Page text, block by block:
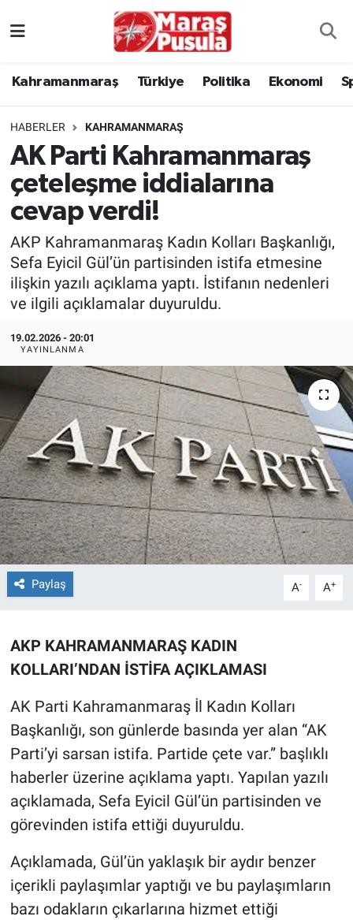
Kahramanmaraş Türkiye Politika Ekonomi
HABERLER KAHRAMANMARAŞ
AK Parti Kahramanmaraş
çeteleşme iddialarına
cevap verdi!
AKP Kahramanmaraş Kadın Kolları Başkanlığı,
Sefa Eyicil Gül’ün partisinden istifa etmesine
ilişkin yazılı açıklama yaptı. İstifanın nedenleri
ve ilgili açıklamalar duyuruldu.
19.02.2026 - 20:01
YAYINLANMA
Paylaş A- A+
AKP KAHRAMANMARAŞ KADIN
KOLLARI’NDAN İSTİFA AÇIKLAMASI
AK Parti Kahramanmaraş İl Kadın Kolları
Başkanlığı, son günlerde basında yer alan “AK
Parti’yi sarsan istifa. Partide çete var.” başlıklı
haberler üzerine açıklama yaptı. Yapılan yazılı
açıklamada, Sefa Eyicil Gül’ün partisinden ve
görevinden istifa ettiği duyuruldu.
Açıklamada, Gül’ün yaklaşık bir aydır benzer
içerikli paylaşımlar yaptığı ve bu paylaşımların
bazı odakların çıkarlarına hizmet ettiği
Politika
Ekonomi
Spor
Kültür Sanat
Sağlık
TEKNOLOJİ
Dünya
İlçeler
MAGAZİN
Bilim, Teknoloji
ASAYİŞ
HABERDE İNSAN
EĞİTİM
BİLİM VE TEKNOLOJİ
Güvenlik
Bölge
İstanbul Namaz Vakitleri
İstanbul Trafik Yoğunluk Haritası
Süper Lig Puan Durumu ve Fikstür
Tüm Manşetler
Son Dakika Haberleri
Haber Arşivi